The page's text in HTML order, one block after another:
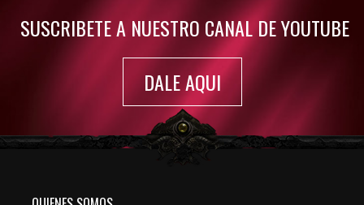
SUSCRIBETE A NUESTRO CANAL DE YOUTUBE
DALE AQUI